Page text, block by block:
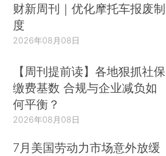
财新周刊｜优化摩托车报废制
度
2026年08月08日
【周刊提前读】各地狠抓社保
缴费基数 合规与企业减负如
何平衡？
2026年08月08日
7月美国劳动力市场意外放缓